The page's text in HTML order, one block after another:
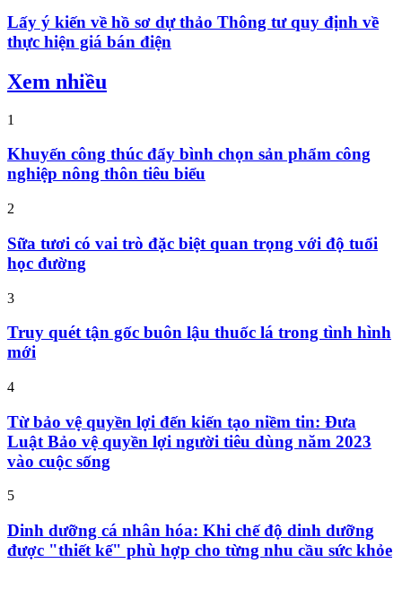
Lấy ý kiến về hồ sơ dự thảo Thông tư quy định về
thực hiện giá bán điện
Xem nhiều
1
Khuyến công thúc đẩy bình chọn sản phẩm công
nghiệp nông thôn tiêu biểu
2
Sữa tươi có vai trò đặc biệt quan trọng với độ tuổi
học đường
3
Truy quét tận gốc buôn lậu thuốc lá trong tình hình
mới
4
Từ bảo vệ quyền lợi đến kiến tạo niềm tin: Đưa
Luật Bảo vệ quyền lợi người tiêu dùng năm 2023
vào cuộc sống
5
Dinh dưỡng cá nhân hóa: Khi chế độ dinh dưỡng
được "thiết kế" phù hợp cho từng nhu cầu sức khỏe